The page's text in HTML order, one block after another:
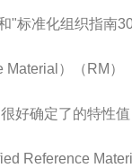
准化组织指南
Material）（RM）
确定了的特性值
Reference